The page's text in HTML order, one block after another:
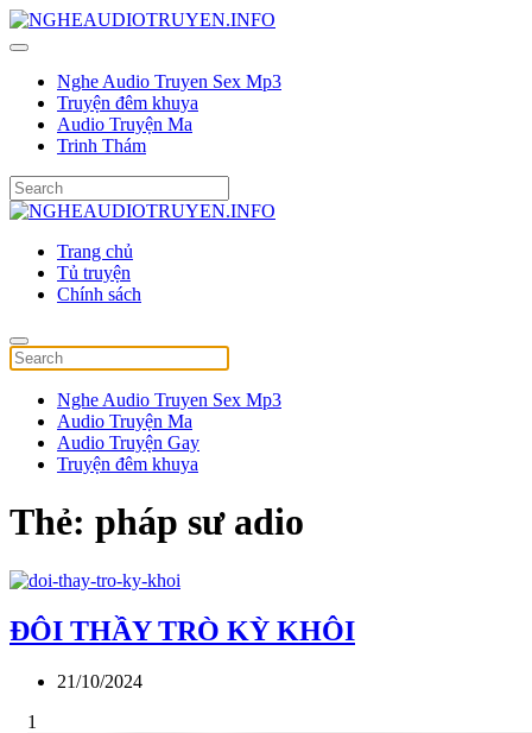
Nghe Audio Truyen Sex Mp3
Truyện đêm khuya
Audio Truyện Ma
Trinh Thám
Trang chủ
Tủ truyện
Chính sách
Nghe Audio Truyen Sex Mp3
Audio Truyện Ma
Audio Truyện Gay
Truyện đêm khuya
Thẻ: pháp sư adio
ĐÔI THẦY TRÒ KỲ KHÔI
21/10/2024
1